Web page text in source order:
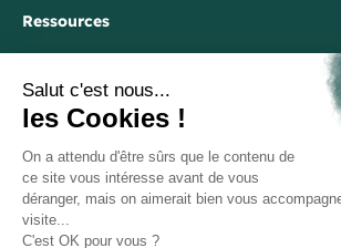
Ressources
FAQ
Lexique